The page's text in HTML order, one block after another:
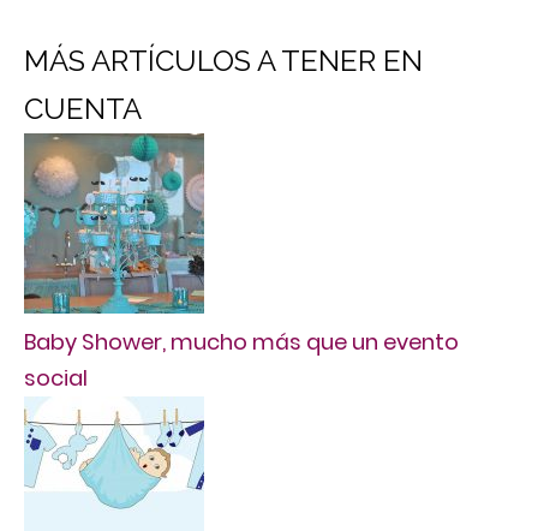
MÁS ARTÍCULOS A TENER EN
CUENTA
Baby Shower, mucho más que un evento
social